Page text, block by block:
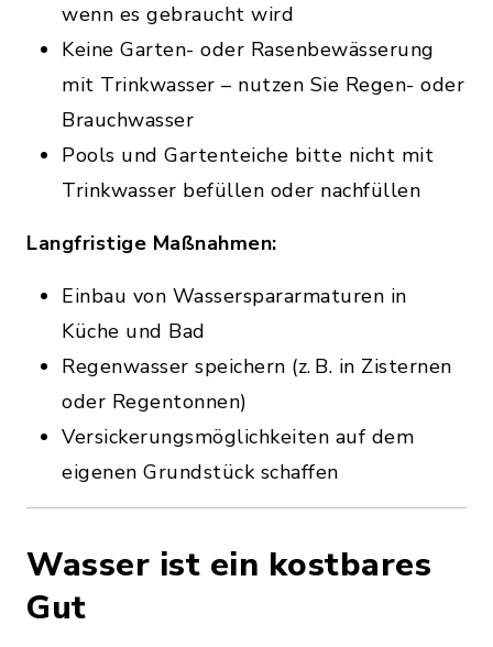
wenn es gebraucht wird
Keine Garten- oder Rasenbewässerung
mit Trinkwasser – nutzen Sie Regen- oder
Brauchwasser
Pools und Gartenteiche bitte nicht mit
Trinkwasser befüllen oder nachfüllen
Langfristige Maßnahmen:
Einbau von Wasserspararmaturen in
Küche und Bad
Regenwasser speichern (z. B. in Zisternen
oder Regentonnen)
Versickerungsmöglichkeiten auf dem
eigenen Grundstück schaffen
Wasser ist ein kostbares
Gut